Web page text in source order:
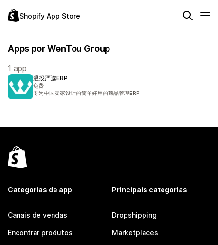
Shopify App Store
Apps por WenTou Group
1 app
温投严选ERP
免费
专为中国卖家设计的简单好用的商品管理ERP
Categorias de app
Canais de vendas
Encontrar produtos
Principais categorias
Dropshipping
Marketplaces